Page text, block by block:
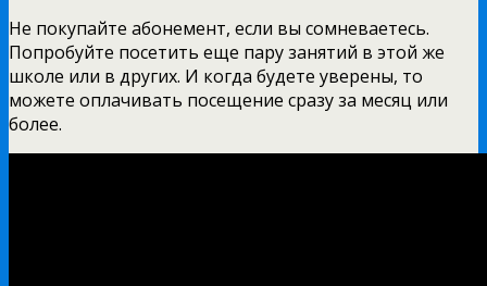
Не покупайте абонемент, если вы сомневаетесь.
Попробуйте посетить еще пару занятий в этой же
школе или в других. И когда будете уверены, то
можете оплачивать посещение сразу за месяц или
более.